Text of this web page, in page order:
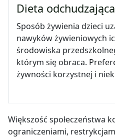
Dieta
Sposób żywienia dzieci
nawyków żywieniowych
środowiska
którym się obraca.
żywności korzystnej i
Większość społeczeństwa
ograniczeniami,